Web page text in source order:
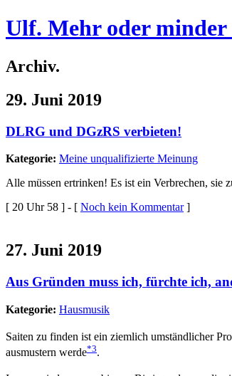
Ulf. Mehr oder
Archiv.
29. Juni 2019
DLRG und DGzRS verbieten!
Kategorie: Meine unqualifizierte Meinung
Alle müssen ertrinken! Es ist ein Verbrechen, sie
[ 20 Uhr 58 ] - [ Noch kein Kommentar]
27. Juni 2019
Aus Gründen muss ich, fürchte ich,
Kategorie: Hausmusik
Saiten zu finden ist ein ziemlich umständlicher
ausmustern werde*3.